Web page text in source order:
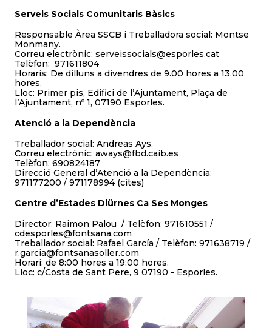
Serveis Socials Comunitaris Bàsics
Responsable Àrea SSCB i Treballadora social: Montse
Monmany.
Correu electrònic: serveissocials@esporles.cat
Telèfon: 971611804
Horaris: De dilluns a divendres de 9.00 hores a 13.00
hores.
Lloc: Primer pis, Edifici de l’Ajuntament, Plaça de
l’Ajuntament, nº 1, 07190 Esporles.
Atenció a la Dependència
Treballador social: Andreas Ays.
Correu electrònic: aways@fbd.caib.es
Telèfon: 690824187
Direcció General d’Atenció a la Dependència:
971177200 / 971178994 (cites)
Centre d’Estades Diürnes Ca Ses Monges
Director: Raimon Palou / Telèfon: 971610551 /
cdesporles@fontsana.com
Treballador social: Rafael García / Telèfon: 971638719 /
r.garcia@fontsanasoller.com
Horari: de 8:00 hores a 19:00 hores.
Lloc: c/Costa de Sant Pere, 9 07190 - Esporles.